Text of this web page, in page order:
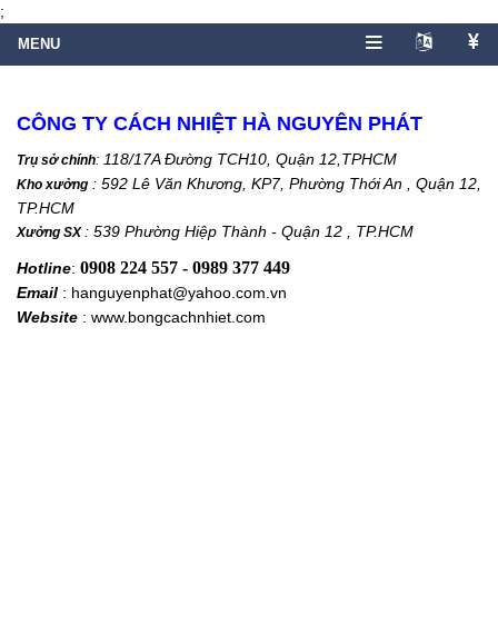
;
CÔNG TY CÁCH NHIỆT HÀ NGUYÊN PHÁT
Trụ sở chính: 118/17A Đường TCH10, Quận 12,TPHCM
Kho xưởng : 592 Lê Văn Khương, KP7, Phường Thới An , Quận 12,
TP.HCM
Xưởng SX : 539 Phường Hiệp Thành - Quận 12 , TP.HCM
Hotline: 0908 224 557 - 0989 377 449
Email : hanguyenphat@yahoo.com.vn
Website : www.bongcachnhiet.com